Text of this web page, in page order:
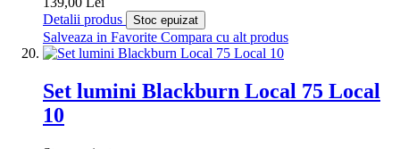
Detalii produs
Stoc epuizat
Salveaza in Favorite Compara cu alt produs
Set lumini Blackburn Local 75 Local
10